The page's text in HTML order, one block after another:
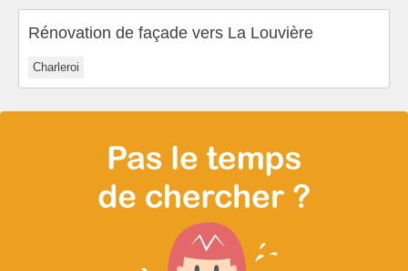
Rénovation de façade vers La Louvière
Charleroi